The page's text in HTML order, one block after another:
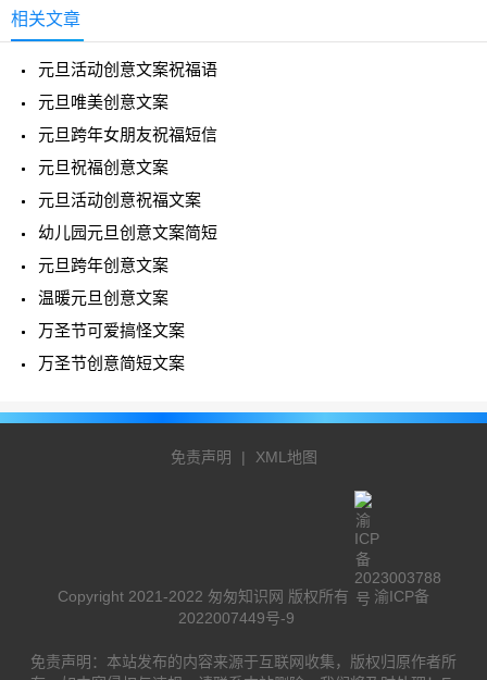
相关文章
元旦活动创意文案祝福语
元旦唯美创意文案
元旦跨年女朋友祝福短信
元旦祝福创意文案
元旦活动创意祝福文案
幼儿园元旦创意文案简短
元旦跨年创意文案
温暖元旦创意文案
万圣节可爱搞怪文案
万圣节创意简短文案
免责声明 | XML地图
Copyright 2021-2022 匆匆知识网 版权所有
渝ICP备
2022007449号-9
免责声明：本站发布的内容来源于互联网收集，版权归原作者所